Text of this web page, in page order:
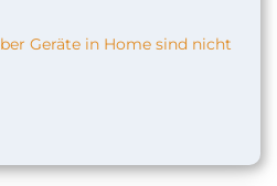
Geräte in Home sind nicht